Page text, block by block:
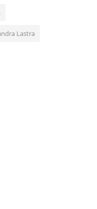
Lastra